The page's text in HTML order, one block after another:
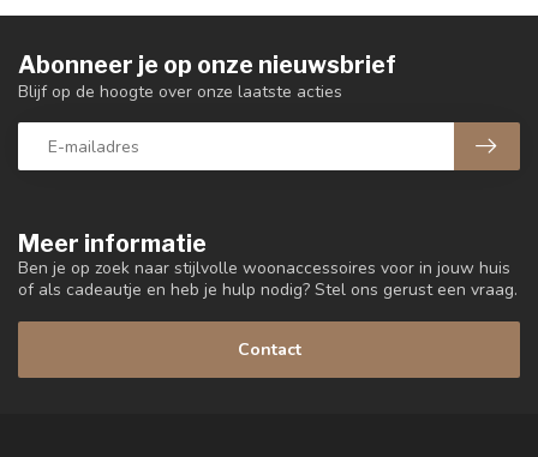
Meer informatie
Ben je op zoek naar stijlvolle woonaccessoires voor in jouw huis
of als cadeautje en heb je hulp nodig? Stel ons gerust een vraag.
Contact
Abonneer je op onze nieuwsbrief
Blijf op de hoogte over onze laatste acties